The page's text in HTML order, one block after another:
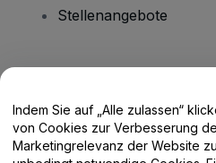
Stellenangebote
Hilfe-Center / Kontakt
Indem Sie auf „Alle zulassen“
von Cookies zur Verbesserung
Marketingrelevanz der Website zu. Ansonsten verwenden wir